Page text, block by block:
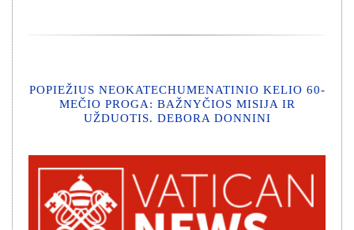
POPIEŽIUS NEOKATECHUMENATINIO KELIO 60-
MEČIO PROGA: BAŽNYČIOS MISIJA IR
UŽDUOTIS. DEBORA DONNINI